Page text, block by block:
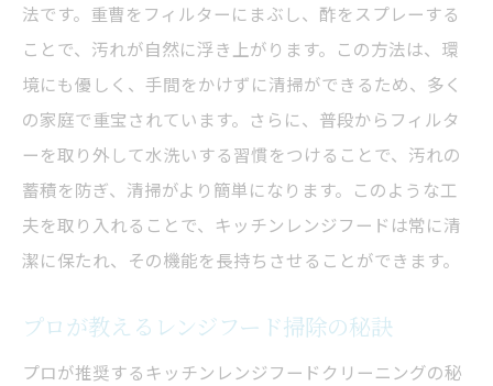
法です。重曹をフィルターにまぶし、酢をスプレーする
ことで、汚れが自然に浮き上がります。この方法は、環
境にも優しく、手間をかけずに清掃ができるため、多く
の家庭で重宝されています。さらに、普段からフィルタ
ーを取り外して水洗いする習慣をつけることで、汚れの
蓄積を防ぎ、清掃がより簡単になります。このような工
夫を取り入れることで、キッチンレンジフードは常に清
潔に保たれ、その機能を長持ちさせることができます。
プロが教えるレンジフード掃除の秘訣
プロが推奨するキッチンレンジフードクリーニングの秘